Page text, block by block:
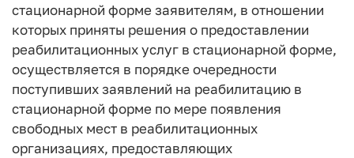
стационарной форме заявителям, в отношении
которых приняты решения о предоставлении
реабилитационных услуг в стационарной форме,
осуществляется в порядке очередности
поступивших заявлений на реабилитацию в
стационарной форме по мере появления
свободных мест в реабилитационных
организациях, предоставляющих